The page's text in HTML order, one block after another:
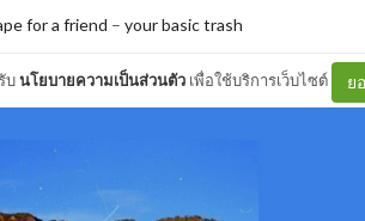
บนโยบายความเป็นส่วนตัว เพื่อใช้บริการเว็บไซต์ ย
for a friend – your basic trash